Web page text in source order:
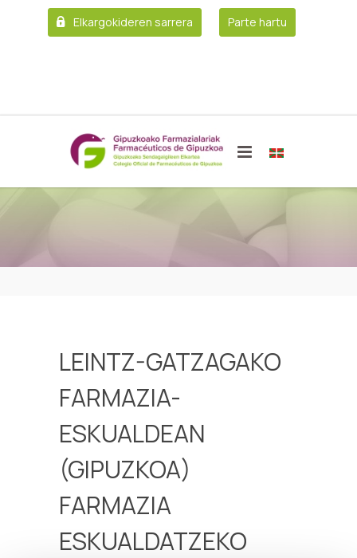
Elkargokideren sarrera Parte hartu
LEINTZ-GATZAGAKO
FARMAZIA-
ESKUALDEAN
(GIPUZKOA)
FARMAZIA
ESKUALDATZEKO